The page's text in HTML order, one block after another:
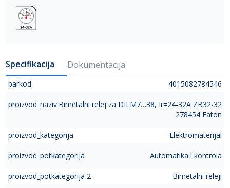
Specifikacija Dokumentacija
barkod 4015082784546
proizvod_naziv Bimetalni relej za DILM7…38, Ir=24-32A ZB32-32
278454 Eaton
proizvod_kategorija Elektromaterijal
proizvod_potkategorija Automatika i kontrola
proizvod_potkategorija 2 Bimetalni releji